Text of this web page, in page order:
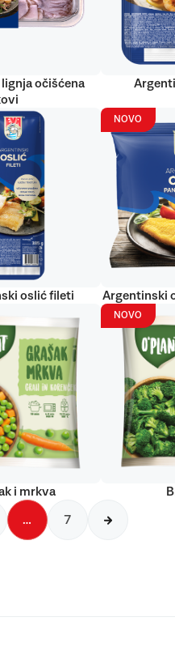
očišćena
oslić fileti
NOVO
Argentinski
i mrkva
NOVO
… 7